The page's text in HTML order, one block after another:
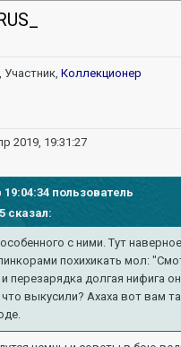
Участник, Коллекционер
2019, 19:31:27
19:04:34 пользователь
сказал:
с ними. Тут
похихикать мол:
перезарядка долгая нифига
выкусили? Ахаха вот вам